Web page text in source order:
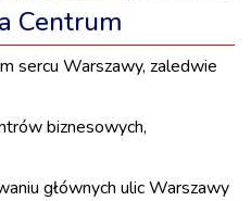
Centrum
sercu Warszawy, zaledwie
biznesowych,
głównych ulic Warszawy